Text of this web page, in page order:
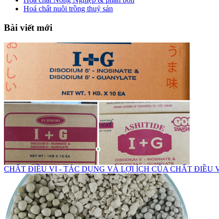
Hoá chất nuôi trồng thuỷ sản
Bài viết mới
CHẤT ĐIỀU VỊ - TÁC DỤNG VÀ LỢI ÍCH CỦA CHẤT ĐIỀU